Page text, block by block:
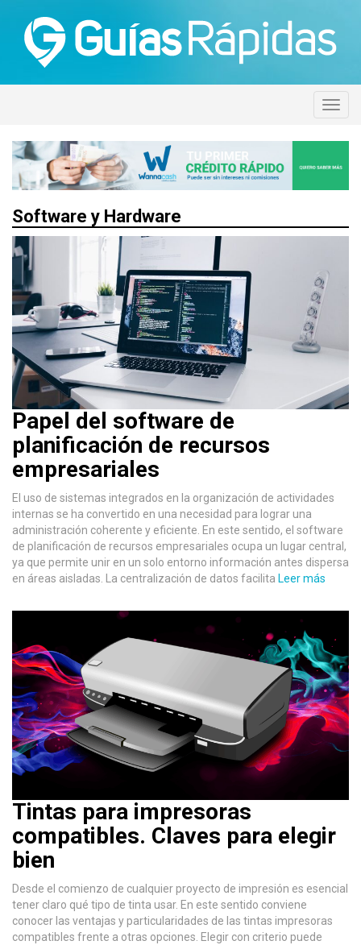
Software y Hardware
Papel del software de
planificación de recursos
empresariales
El uso de sistemas integrados en la organización de actividades
internas se ha convertido en una necesidad para lograr una
administración coherente y eficiente. En este sentido, el software
de planificación de recursos empresariales ocupa un lugar central,
ya que permite unir en un solo entorno información antes dispersa
en áreas aisladas. La centralización de datos facilita Leer más
Tintas para impresoras
compatibles. Claves para elegir
bien
Desde el comienzo de cualquier proyecto de impresión es esencial
tener claro qué tipo de tinta usar. En este sentido conviene
conocer las ventajas y particularidades de las tintas impresoras
compatibles frente a otras opciones. Elegir con criterio puede